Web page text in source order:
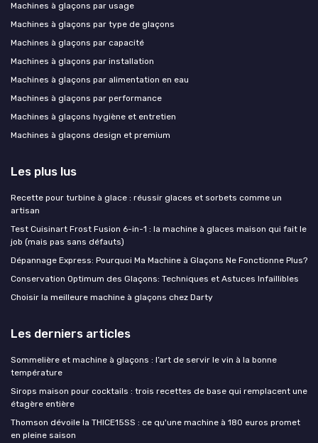
Machines à glaçons par usage
Machines à glaçons par type de glaçons
Machines à glaçons par capacité
Machines à glaçons par installation
Machines à glaçons par alimentation en eau
Machines à glaçons par performance
Machines à glaçons hygiène et entretien
Machines à glaçons design et premium
Les plus lus
Recette pour turbine à glace : réussir glaces et sorbets comme un
artisan
Test Cuisinart Frost Fusion 6-in-1 : la machine à glaces maison qui fait le
job (mais pas sans défauts)
Dépannage Express: Pourquoi Ma Machine à Glaçons Ne Fonctionne Plus?
Conservation Optimum des Glaçons: Techniques et Astuces Infaillibles
Choisir la meilleure machine à glaçons chez Darty
Les derniers articles
Sommelière et machine à glaçons : l’art de servir le vin à la bonne
température
Sirops maison pour cocktails : trois recettes de base qui remplacent une
étagère entière
Thomson dévoile la THICE15SS : ce qu'une machine à 180 euros promet
en pleine saison